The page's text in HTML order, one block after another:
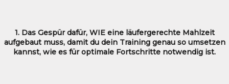
1. Das Gespür dafür, WIE eine läufergerechte Mahlzeit
aufgebaut muss, damit du dein Training genau so umsetzen
kannst, wie es für optimale Fortschritte notwendig ist.